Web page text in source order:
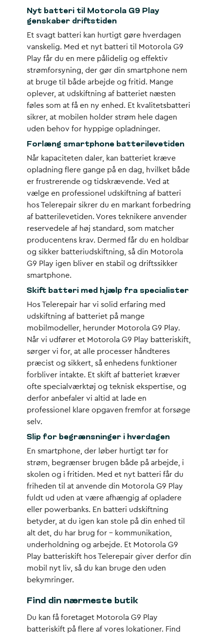
Nyt batteri til Motorola G9 Play
genskaber driftstiden
Et svagt batteri kan hurtigt gøre hverdagen
vanskelig. Med et nyt batteri til Motorola G9
Play får du en mere pålidelig og effektiv
strømforsyning, der gør din smartphone nem
at bruge til både arbejde og fritid. Mange
oplever, at udskiftning af batteriet næsten
føles som at få en ny enhed. Et kvalitetsbatteri
sikrer, at mobilen holder strøm hele dagen
uden behov for hyppige opladninger.
Forlæng smartphone batterilevetiden
Når kapaciteten daler, kan batteriet kræve
opladning flere gange på en dag, hvilket både
er frustrerende og tidskrævende. Ved at
vælge en professionel udskiftning af batteri
hos Telerepair sikrer du en markant forbedring
af batterilevetiden. Vores teknikere anvender
reservedele af høj standard, som matcher
producentens krav. Dermed får du en holdbar
og sikker batteriudskiftning, så din Motorola
G9 Play igen bliver en stabil og driftssikker
smartphone.
Skift batteri med hjælp fra specialister
Hos Telerepair har vi solid erfaring med
udskiftning af batteriet på mange
mobilmodeller, herunder Motorola G9 Play.
Når vi udfører et Motorola G9 Play batteriskift,
sørger vi for, at alle processer håndteres
præcist og sikkert, så enhedens funktioner
forbliver intakte. Et skift af batteriet kræver
ofte specialværktøj og teknisk ekspertise, og
derfor anbefaler vi altid at lade en
professionel klare opgaven fremfor at forsøge
selv.
Slip for begrænsninger i hverdagen
En smartphone, der løber hurtigt tør for
strøm, begrænser brugen både på arbejde, i
skolen og i fritiden. Med et nyt batteri får du
friheden til at anvende din Motorola G9 Play
fuldt ud uden at være afhængig af opladere
eller powerbanks. En batteri udskiftning
betyder, at du igen kan stole på din enhed til
alt det, du har brug for – kommunikation,
underholdning og arbejde. Et Motorola G9
Play batteriskift hos Telerepair giver derfor din
mobil nyt liv, så du kan bruge den uden
bekymringer.
Find din nærmeste butik
Du kan få foretaget Motorola G9 Play
batteriskift på flere af vores lokationer. Find